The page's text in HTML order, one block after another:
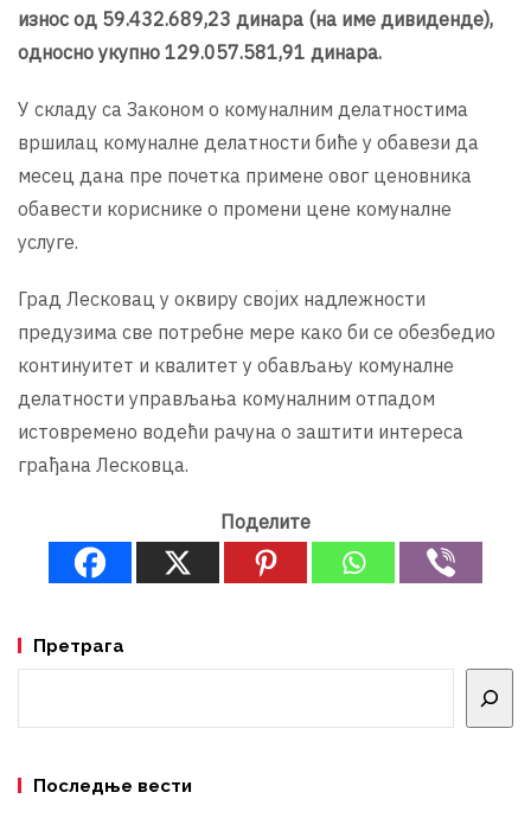
износ од 59.432.689,23 динара (на име дивиденде),
односно укупно 129.057.581,91 динара.
У складу са Законом о комуналним делатностима
вршилац комуналне делатности биће у обавези да
месец дана пре почетка примене овог ценовника
обавести кориснике о промени цене комуналне
услуге.
Град Лесковац у оквиру својих надлежности
предузима све потребне мере како би се обезбедио
континуитет и квалитет у обављању комуналне
делатности управљања комуналним отпадом
истовремено водећи рачуна о заштити интереса
грађана Лесковца.
Поделите
Претрага
Последње вести